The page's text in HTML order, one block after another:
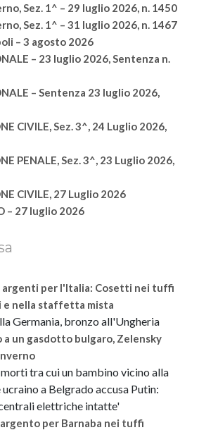
Sez. 1^ – 29 luglio 2026, n. 1450
Sez. 1^ – 31 luglio 2026, n. 1467
– 3 agosto 2026
– 23 luglio 2026, Sentenza n.
– Sentenza 23 luglio 2026,
CIVILE, Sez. 3^, 24 Luglio 2026,
PENALE, Sez. 3^, 23 Luglio 2026,
CIVILE, 27 Luglio 2026
– 27 luglio 2026
argenti per l'Italia: Cosetti nei tuffi
e nella staffetta mista
Germania, bronzo all'Ungheria
a un gasdotto bulgaro, Zelensky
morti tra cui un bambino vicino alla
a Belgrado accusa Putin:
elettriche intatte'
per Barnaba nei tuffi